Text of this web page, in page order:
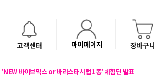
고객센터 마이페이지 장바구니
'NEW 바이브믹스 or 바리스타시럽 1종' 체험단 발표